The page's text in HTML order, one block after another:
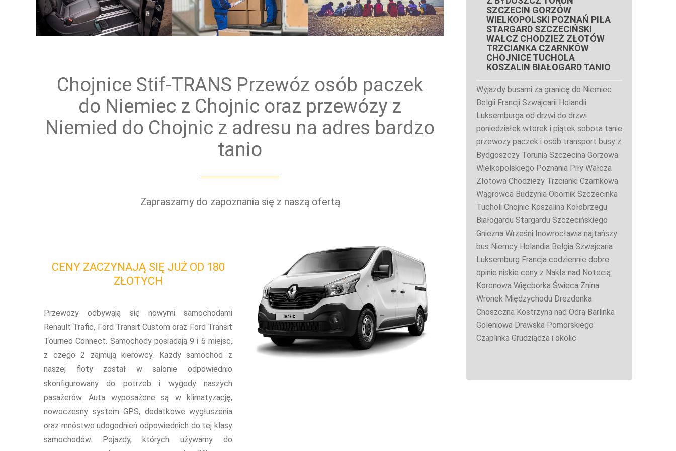
Przewóz osób Przewóz paczek Przewóz grup zorganizowanych
Chojnice Stif-TRANS Przewóz osób paczek
do Niemiec z Chojnic oraz przewózy z
Niemied do Chojnic z adresu na adres bardzo
tanio
Zapraszamy do zapoznania się z naszą ofertą
CENY ZACZYNAJĄ SIĘ JUŻ OD 180
ZŁOTYCH
Przewozy odbywają się nowymi samochodami
Renault Trafic, Ford Transit Custom oraz Ford Transit
Tourneo Connect. Samochody posiadają 9 i 6 miejsc,
z czego 2 zajmują kierowcy. Każdy samochód z
naszej floty został w salonie odpowiednio
skonfigurowany do potrzeb i wygody naszych
pasażerów. Auta wyposażone są w klimatyzację,
nowoczesny system GPS, dodatkowe wygłuszenia
oraz mnóstwo udogodnień odpowiednich do tej klasy
samochodów. Pojazdy, których używamy do
SZCZECIN GORZÓW
WIELKOPOLSKI POZNAŃ PIŁA
STARGARD SZCZECIŃSKI
WAŁCZ CHODZIEŻ ZŁOTÓW
TRZCIANKA CZARNKÓW
CHOJNICE TUCHOLA
KOSZALIN BIAŁOGARD TANIO
Wyjazdy busami za granicę do Niemiec
Belgii Francji Szwajcarii Holandii
Luksemburga od drzwi do drzwi
poniedziałek wtorek i piątek sobota tanie
przewozy paczek i osób transport busy z
Bydgoszczy Torunia Szczecina Gorzowa
Wielkopolskiego Poznania Piły Wałcza
Złotowa Chodzieży Trzcianki Czarnkowa
Wągrowca Budzynia Obornik Szczecinka
Tucholi Chojnic Koszalina Kołobrzegu
Białogardu Stargardu Szczecińskiego
Gniezna Wrześni Inowrocławia najtańszy
bus Niemcy Holandia Belgia Szwajcaria
Luksemburg Francja codziennie dobre
opinie niskie ceny z Nakła nad Notecią
Koronowa Więcborka Świeca Żnina
Wronek Międzychodu Drezdenka
Choszczna Kostrzyna nad Odrą Barlinka
Goleniowa Drawska Pomorskiego
Czaplinka Grudziądza i okolic